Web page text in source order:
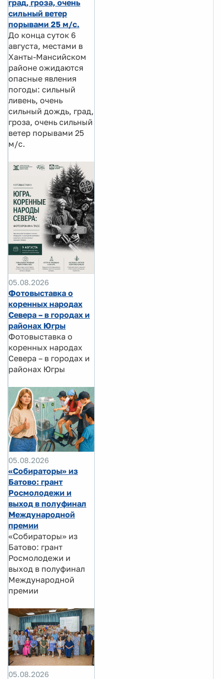
град, гроза, очень
сильный ветер
порывами 25 м/с.
До конца суток 6
августа, местами в
Ханты-Мансийском
районе ожидаются
опасные явления
погоды: сильный
ливень, очень
сильный дождь, град,
гроза, очень сильный
ветер порывами 25
м/с.
05.08.2026
Фотовыставка о
коренных народах
Севера – в городах и
районах Югры
Фотовыставка о
коренных народах
Севера – в городах и
районах Югры
05.08.2026
«Собираторы» из
Батово: грант
Росмолодежи и
выход в полуфинал
Международной
премии
«Собираторы» из
Батово: грант
Росмолодежи и
выход в полуфинал
Международной
премии
05.08.2026